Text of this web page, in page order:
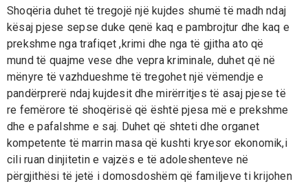
Shoqëria duhet të tregojë një kujdes shumë të madh ndaj
kësaj pjese sepse duke qenë kaq e pambrojtur dhe kaq e
prekshme nga trafiqet ,krimi dhe nga të gjitha ato që
mund të quajme vese dhe vepra kriminale, duhet që në
mënyre të vazhdueshme të tregohet një vëmendje e
pandërprerë ndaj kujdesit dhe mirërritjes të asaj pjese të
re femërore të shoqërisë që është pjesa më e prekshme
dhe e pafalshme e saj. Duhet që shteti dhe organet
kompetente të marrin masa që kushti kryesor ekonomik,i
cili ruan dinjitetin e vajzës e të adoleshenteve në
përgjithësi të jetë i domosdoshëm që familjeve ti krijohen